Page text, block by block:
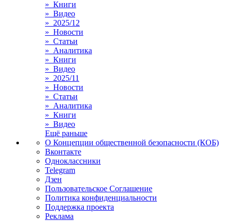
» Книги
» Видео
» 2025/12
» Новости
» Статьи
» Аналитика
» Книги
» Видео
» 2025/11
» Новости
» Статьи
» Аналитика
» Книги
» Видео
Ещё раньше
О Концепции общественной безопасности (КОБ)
Вконтакте
Одноклассники
Telegram
Дзен
Пользовательское Соглашение
Политика конфиденциальности
Поддержка проекта
Реклама